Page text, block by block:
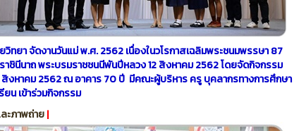
วิทยา จัดงานวันแม่ พ.ศ. 2562 เนื่องในวโรกาสเฉลิมพระชนมพรรษา 87
ชินีนาถ พระบรมราชชนนีพันปีหลวง 12 สิงหาคม 2562 โดยจัดกิจกรรม
สิงหาคม 2562 ณ อาคาร 70 ปี มีคณะผู้บริหาร ครู บุคลากรทางการศึกษา
ยน เข้าร่วมกิจกรรม
ะภาพถ่าย|